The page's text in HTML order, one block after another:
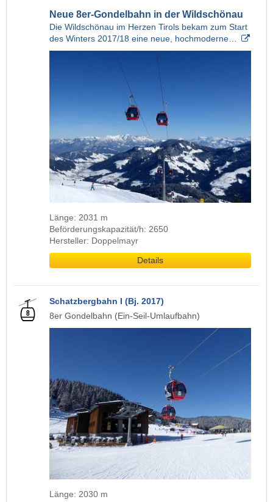
Neue 8er-Gondelbahn in der Wildschönau
Die Wildschönau im Herzen Tirols bekam zum Start
des Winters 2017/18 eine neue, hochmoderne…
Länge: 2031 m
Beförderungskapazität/h: 2650
Hersteller: Doppelmayr
Details
Schatzbergbahn I (Bj. 2017)
8er Gondelbahn (Ein-Seil-Umlaufbahn)
Länge: 2030 m